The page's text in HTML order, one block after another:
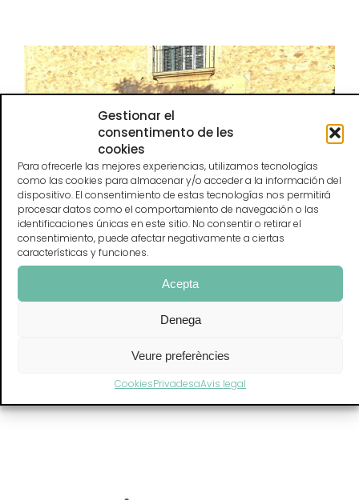
Gestionar el
consentimento de les
cookies
Para ofrecerle las mejores experiencias, utilizamos tecnologías
como las cookies para almacenar y/o acceder a la información del
dispositivo. El consentimiento de estas tecnologías nos permitirá
procesar datos como el comportamiento de navegación o las
identificaciones únicas en este sitio. No consentir o retirar el
consentimiento, puede afectar negativamente a ciertas
características y funciones.
Acepta
Denega
Veure preferències
CookiesPrivadesaAvis legal